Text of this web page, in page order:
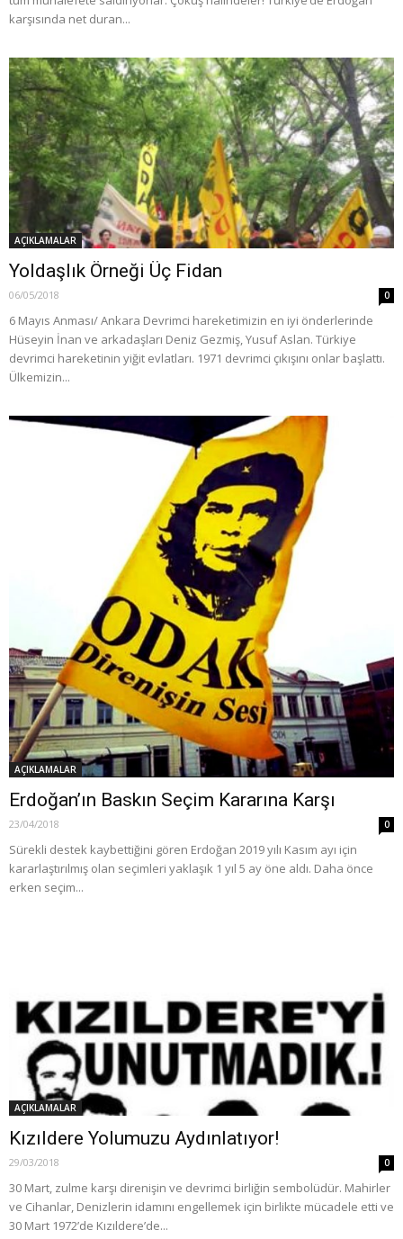
karşısında net duran...
AÇIKLAMALAR
Yoldaşlık Örneği Üç Fidan
06/05/2018 0
6 Mayıs Anması/ Ankara Devrimci hareketimizin en iyi önderlerinde
Hüseyin İnan ve arkadaşları Deniz Gezmiş, Yusuf Aslan. Türkiye
devrimci hareketinin yiğit evlatları. 1971 devrimci çıkışını onlar başlattı.
Ülkemizin...
AÇIKLAMALAR
Erdoğan’ın Baskın Seçim Kararına Karşı
23/04/2018 0
Sürekli destek kaybettiğini gören Erdoğan 2019 yılı Kasım ayı için
kararlaştırılmış olan seçimleri yaklaşık 1 yıl 5 ay öne aldı. Daha önce
erken seçim...
AÇIKLAMALAR
Kızıldere Yolumuzu Aydınlatıyor!
29/03/2018 0
30 Mart, zulme karşı direnişin ve devrimci birliğin sembolüdür. Mahirler
ve Cihanlar, Denizlerin idamını engellemek için birlikte mücadele etti ve
30 Mart 1972’de Kızıldere’de...